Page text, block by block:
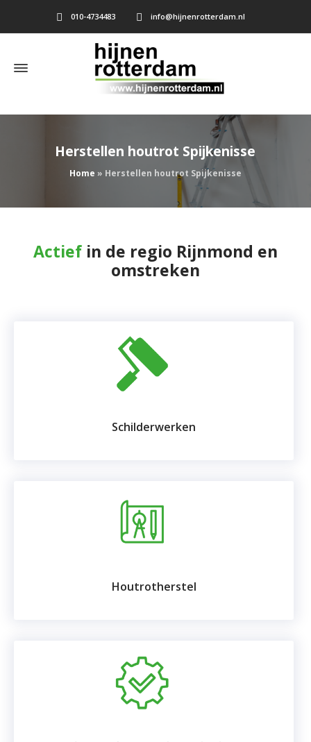
010-4734483 info@hijnenrotterdam.nl
Herstellen houtrot Spijkenisse
Home » Herstellen houtrot Spijkenisse
Actief in de regio Rijnmond en
omstreken
Schilderwerken
Houtrotherstel